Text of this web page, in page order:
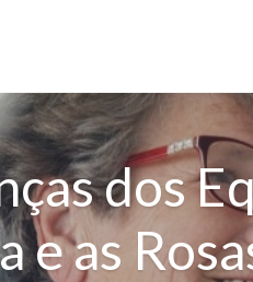
dos
e as